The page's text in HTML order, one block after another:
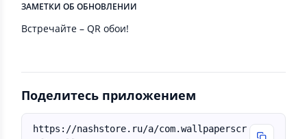
ЗАМЕТКИ ОБ ОБНОВЛЕНИИ
Встречайте – QR обои!
Поделитесь приложением
https://nashstore.ru/a/com.wallpaperscr